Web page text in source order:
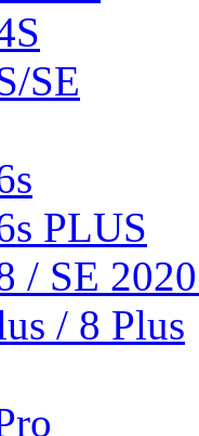
SE
PLUS
/ SE
/ 8 Plus